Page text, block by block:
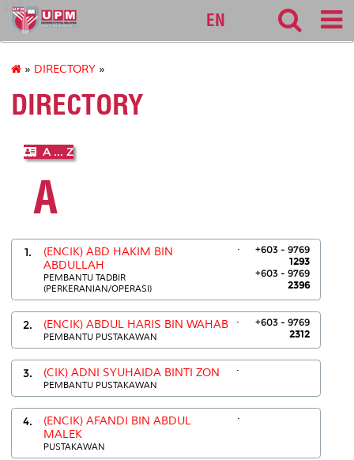
127
EN
» DIRECTORY »
DIRECTORY
A ... Z
A
1.
(ENCIK) ABD HAKIM BIN
ABDULLAH
PEMBANTU TADBIR
(PERKERANIAN/OPERASI)
.
+603 - 9769
1293
+603 - 9769
2396
2. (ENCIK) ABDUL HARIS BIN WAHAB
PEMBANTU PUSTAKAWAN
.
+603 - 9769
2312
3. (CIK) ADNI SYUHAIDA BINTI ZON
PEMBANTU PUSTAKAWAN
.
4.
(ENCIK) AFANDI BIN ABDUL
MALEK
PUSTAKAWAN
.